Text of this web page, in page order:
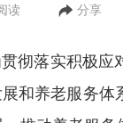
读 分享
彻落实积极
和养老服务